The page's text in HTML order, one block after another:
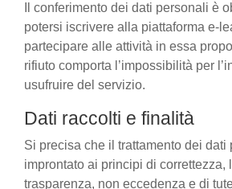
Il conferimento dei dati personali è
potersi iscrivere alla piattaforma e-
partecipare alle attività in essa
rifiuto comporta l’impossibilità per
usufruire del servizio.
Dati raccolti e finalità
Si precisa che il trattamento dei dati
improntato ai principi di correttezza,
trasparenza, non eccedenza e di